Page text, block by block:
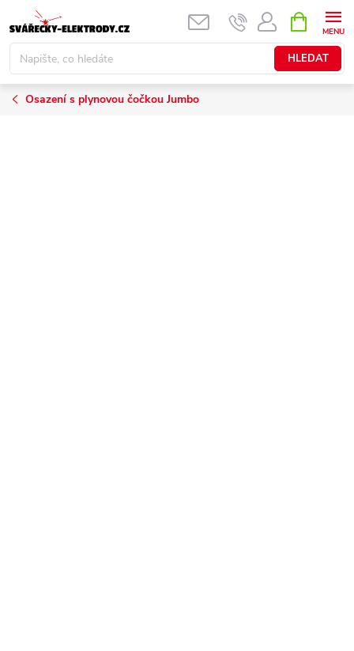
na
obsah
HLEDAT
NÁKUPNÍ
KOŠÍK
Osazení s plynovou čočkou Jumbo